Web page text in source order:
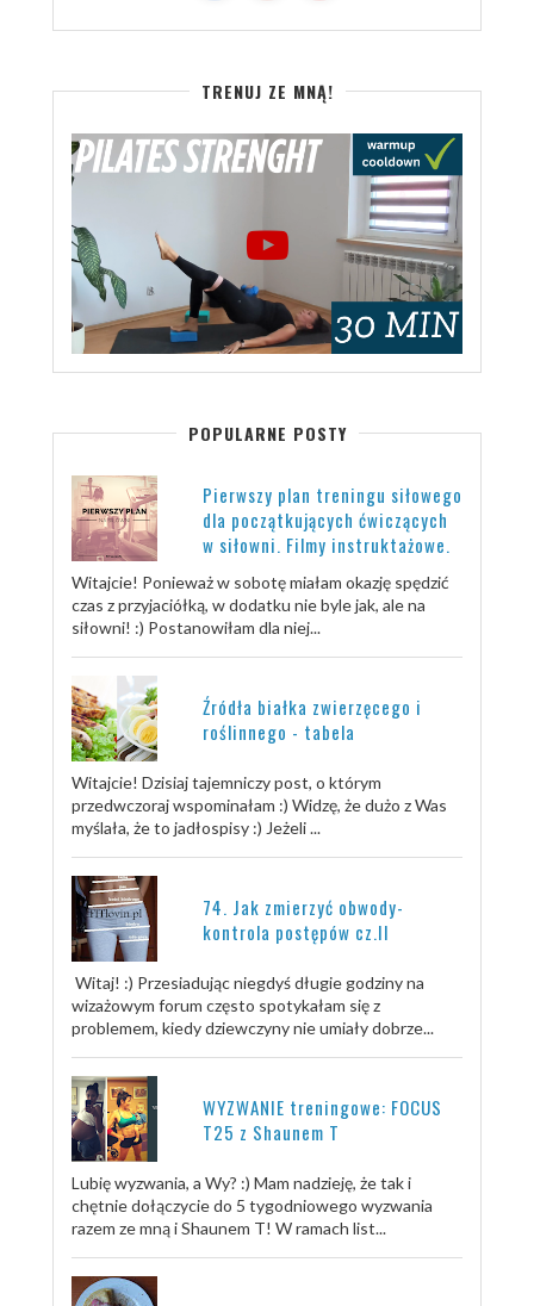
TRENUJ ZE MNĄ!
POPULARNE POSTY
Pierwszy plan treningu siłowego
dla początkujących ćwiczących
w siłowni. Filmy instruktażowe.
Witajcie! Ponieważ w sobotę miałam okazję spędzić
czas z przyjaciółką, w dodatku nie byle jak, ale na
siłowni! :) Postanowiłam dla niej...
Źródła białka zwierzęcego i
roślinnego - tabela
Witajcie! Dzisiaj tajemniczy post, o którym
przedwczoraj wspominałam :) Widzę, że dużo z Was
myślała, że to jadłospisy :) Jeżeli ...
74. Jak zmierzyć obwody-
kontrola postępów cz.II
Witaj! :) Przesiadując niegdyś długie godziny na
wizażowym forum często spotykałam się z
problemem, kiedy dziewczyny nie umiały dobrze...
WYZWANIE treningowe: FOCUS
T25 z Shaunem T
Lubię wyzwania, a Wy? :) Mam nadzieję, że tak i
chętnie dołączycie do 5 tygodniowego wyzwania
razem ze mną i Shaunem T! W ramach list...